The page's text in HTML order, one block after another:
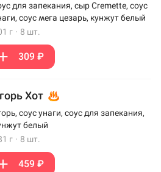
для запекания, сыр Cremette, соус
соус мега цезарь, кунжут белый
г · 8 шт.
309 ₽
Хот
соус унаги, соус для запекания,
белый
г · 8 шт.
459 ₽